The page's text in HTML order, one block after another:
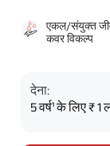
एकल/संयुक्त
कवर विकल्प
देना:
5 वर्ष¹ के लिए ₹